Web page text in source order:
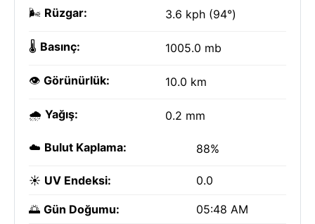
🌬️ Rüzgar: 3.6 kph (94°)
🌡️ Basınç: 1005.0 mb
👁️ Görünürlük: 10.0 km
🌧️ Yağış: 0.2 mm
☁️ Bulut Kaplama: 88%
☀️ UV Endeksi: 0.0
🌅 Gün Doğumu: 05:48 AM